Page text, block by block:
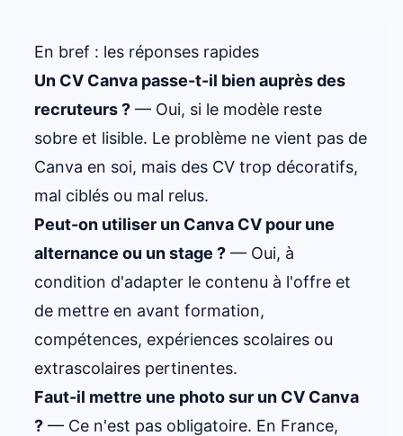
En bref : les réponses rapides
Un CV Canva passe-t-il bien auprès des
recruteurs ? — Oui, si le modèle reste
sobre et lisible. Le problème ne vient pas de
Canva en soi, mais des CV trop décoratifs,
mal ciblés ou mal relus.
Peut-on utiliser un Canva CV pour une
alternance ou un stage ? — Oui, à
condition d'adapter le contenu à l'offre et
de mettre en avant formation,
compétences, expériences scolaires ou
extrascolaires pertinentes.
Faut-il mettre une photo sur un CV Canva
? — Ce n'est pas obligatoire. En France,